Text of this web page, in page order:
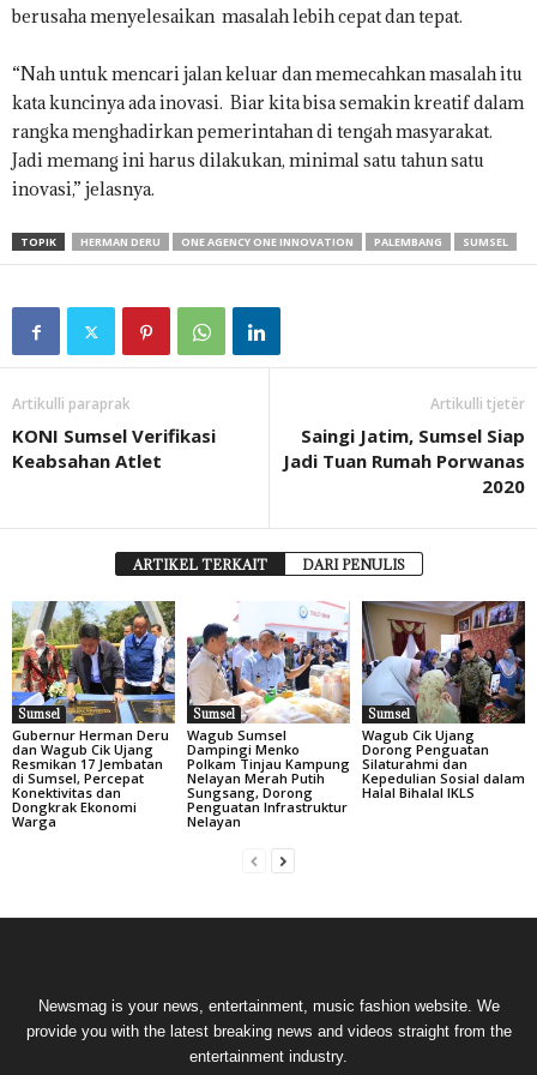
berusaha menyelesaikan masalah lebih cepat dan tepat.
“Nah untuk mencari jalan keluar dan memecahkan masalah itu
kata kuncinya ada inovasi. Biar kita bisa semakin kreatif dalam
rangka menghadirkan pemerintahan di tengah masyarakat.
Jadi memang ini harus dilakukan, minimal satu tahun satu
inovasi,” jelasnya.
TOPIK HERMAN DERU ONE AGENCY ONE INNOVATION PALEMBANG SUMSEL
Artikulli paraprak
KONI Sumsel Verifikasi
Keabsahan Atlet
Artikulli tjetër
Saingi Jatim, Sumsel Siap
Jadi Tuan Rumah Porwanas
2020
ARTIKEL TERKAIT DARI PENULIS
Sumsel
Gubernur Herman Deru
dan Wagub Cik Ujang
Resmikan 17 Jembatan
di Sumsel, Percepat
Konektivitas dan
Dongkrak Ekonomi
Warga
Sumsel
Wagub Sumsel
Dampingi Menko
Polkam Tinjau Kampung
Nelayan Merah Putih
Sungsang, Dorong
Penguatan Infrastruktur
Nelayan
Sumsel
Wagub Cik Ujang
Dorong Penguatan
Silaturahmi dan
Kepedulian Sosial dalam
Halal Bihalal IKLS
Newsmag is your news, entertainment, music fashion website. We
provide you with the latest breaking news and videos straight from the
entertainment industry.